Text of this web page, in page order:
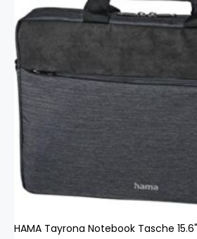
HAMA Tayrona Notebook Tasche